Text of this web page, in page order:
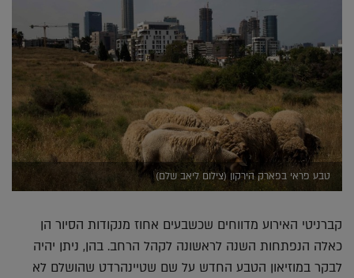
טבע פראי בפארק הירקון (צילום ליאב שלם)
קברניטי האירוע מדווחים שכשבעים אחוז מנקודות הסיור הן
כאלה הנפתחות השנה לראשונה לקהל הרחב. בהן, ניתן יהיה
לבקר במוזיאון הטבע החדש על שם שטיינהרדט שהושלם לא